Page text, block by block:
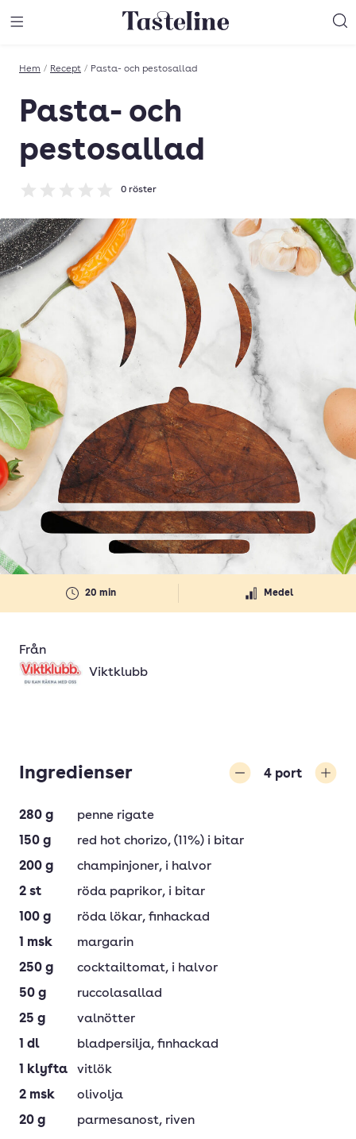
Till Tastelines startsida
Hem / Recept / Pasta- och pestosallad
Pasta- och
pestosallad
Betyg: 0 av 5
0 röster
20 min Medel
Från
Viktklubb
Ingredienser 4 port
280 g
penne rigate
150 g red hot chorizo, (11%) i bitar
200 g champinjoner, i halvor
2 st röda paprikor, i bitar
100 g röda lökar, finhackad
1 msk
margarin
250 g cocktailtomat, i halvor
50 g
ruccolasallad
25 g
valnötter
1 dl bladpersilja, finhackad
1
klyfta
vitlök
2 msk
olivolja
20 g parmesanost, riven